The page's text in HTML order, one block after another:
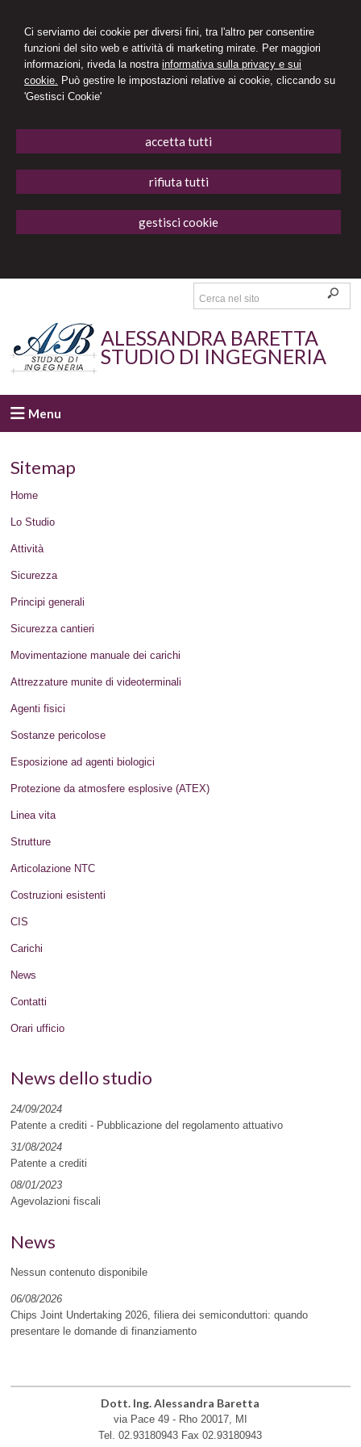
Ci serviamo dei cookie per diversi fini, tra l'altro per consentire
funzioni del sito web e attività di marketing mirate. Per maggiori
informazioni, riveda la nostra informativa sulla privacy e sui
cookie. Può gestire le impostazioni relative ai cookie, cliccando su
'Gestisci Cookie'
accetta tutti
rifiuta tutti
gestisci cookie
ALESSANDRA BARETTA
STUDIO DI INGEGNERIA
Menu
Sitemap
Home
Lo Studio
Attività
Sicurezza
Principi generali
Sicurezza cantieri
Movimentazione manuale dei carichi
Attrezzature munite di videoterminali
Agenti fisici
Sostanze pericolose
Esposizione ad agenti biologici
Protezione da atmosfere esplosive (ATEX)
Linea vita
Strutture
Articolazione NTC
Costruzioni esistenti
CIS
Carichi
News
Contatti
Orari ufficio
News dello studio
24/09/2024
Patente a crediti - Pubblicazione del regolamento attuativo
31/08/2024
Patente a crediti
08/01/2023
Agevolazioni fiscali
News
Nessun contenuto disponibile
06/08/2026
Chips Joint Undertaking 2026, filiera dei semiconduttori: quando
presentare le domande di finanziamento
Dott. Ing. Alessandra Baretta
via Pace 49 - Rho 20017, MI
Tel.02.93180943 Fax02.93180943